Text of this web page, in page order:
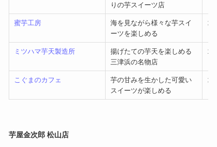
りの芋スイーツ店
蜜芋工房
海を見ながら様々な芋スイ
ーツを楽しめる
ミツハマ芋天製造所
揚げたての芋天を楽しめる
三津浜の名物店
こぐまのカフェ
芋の甘みを生かした可愛い
スイーツが楽しめる
芋屋金次郎 松山店